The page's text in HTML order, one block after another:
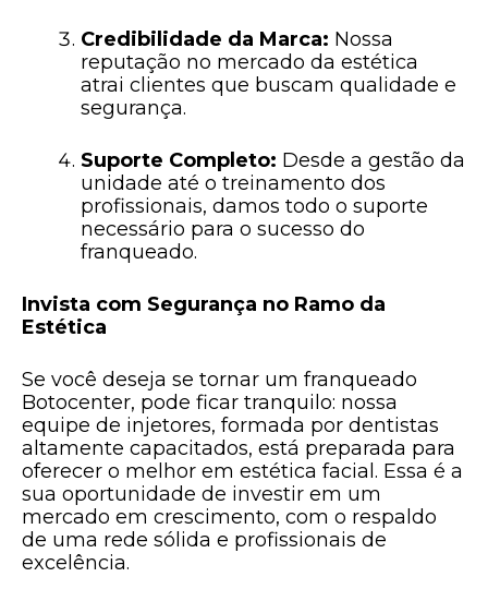
Credibilidade da Marca: Nossa
reputação no mercado da estética
atrai clientes que buscam qualidade e
segurança.
Suporte Completo: Desde a gestão da
unidade até o treinamento dos
profissionais, damos todo o suporte
necessário para o sucesso do
franqueado.
Invista com Segurança no Ramo da
Estética
Se você deseja se tornar um franqueado
Botocenter, pode ficar tranquilo: nossa
equipe de injetores, formada por dentistas
altamente capacitados, está preparada para
oferecer o melhor em estética facial. Essa é a
sua oportunidade de investir em um
mercado em crescimento, com o respaldo
de uma rede sólida e profissionais de
excelência.